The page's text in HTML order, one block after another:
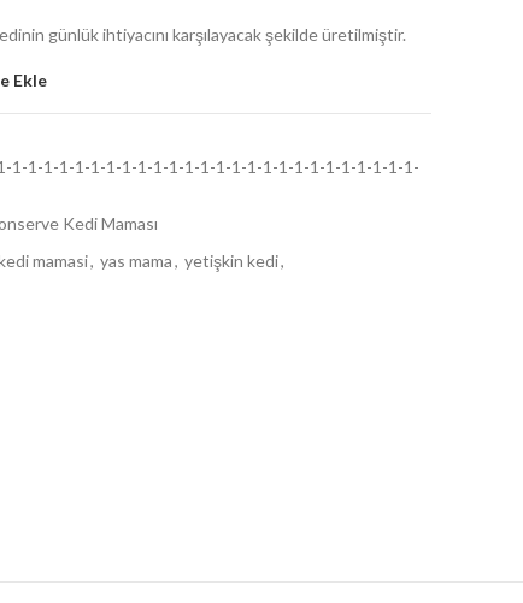
günlük ihtiyacını karşılayacak şekilde üretilmiştir.
Ekle
1-1-1-1-1-1-1-1-1-1-1-1-1-1-1-1-1-1-1-1-1-1-1-1-1-1-
Kedi Maması
mamasi, yas mama, yetişkin kedi,